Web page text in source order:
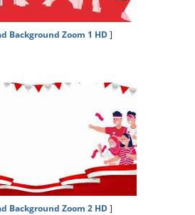
Background Zoom 1 HD]
Background Zoom 2 HD]